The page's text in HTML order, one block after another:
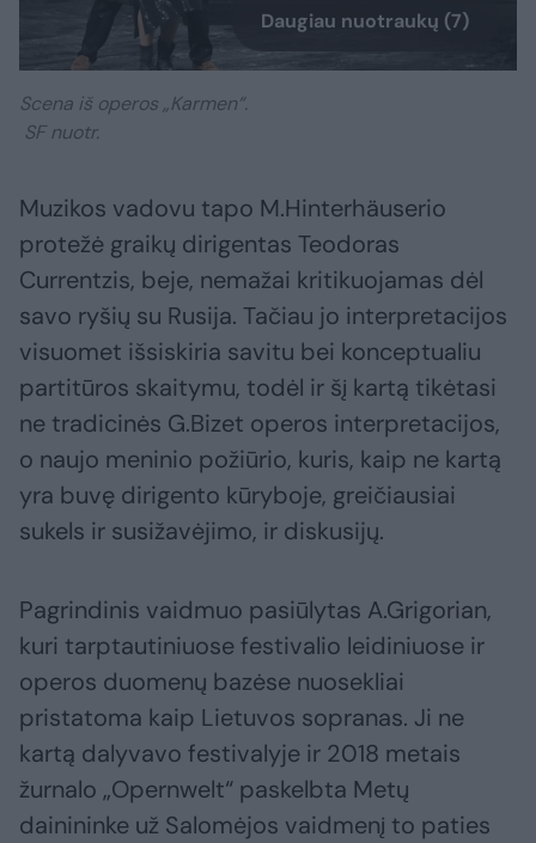
Daugiau nuotraukų (7)
Scena iš operos „Karmen“.
SF nuotr.
Muzikos vadovu tapo M.Hinterhäuserio
protežė graikų dirigentas Teodoras
Currentzis, beje, nemažai kritikuojamas dėl
savo ryšių su Rusija. Tačiau jo interpretacijos
visuomet išsiskiria savitu bei konceptualiu
partitūros skaitymu, todėl ir šį kartą tikėtasi
ne tradicinės G.Bizet operos interpretacijos,
o naujo meninio požiūrio, kuris, kaip ne kartą
yra buvę dirigento kūryboje, greičiausiai
sukels ir susižavėjimo, ir diskusijų.
Pagrindinis vaidmuo pasiūlytas A.Grigorian,
kuri tarptautiniuose festivalio leidiniuose ir
operos duomenų bazėse nuosekliai
pristatoma kaip Lietuvos sopranas. Ji ne
kartą dalyvavo festivalyje ir 2018 metais
žurnalo „Opernwelt“ paskelbta Metų
dainininke už Salomėjos vaidmenį to paties